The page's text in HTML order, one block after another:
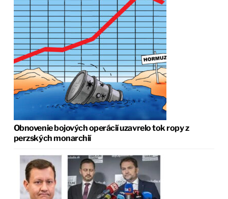
Obnovenie bojových operácií uzavrelo tok ropy z
perzských monarchií